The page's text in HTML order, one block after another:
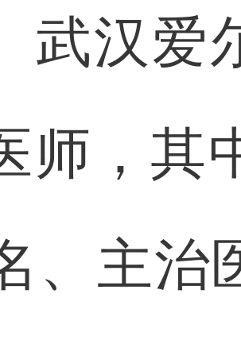
武汉爱
师，其
、主治